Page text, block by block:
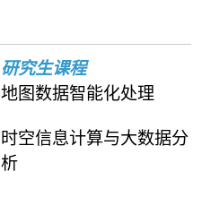
研究生课程
地图数据智能化处理
时空信息计算与大数据分
析